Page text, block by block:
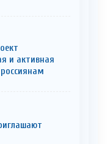
и активная